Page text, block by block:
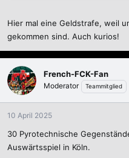
Hier mal eine Geldstrafe, weil
gekommen sind. Auch kurios!
French-FCK-Fan
Moderator Teammitglied
10 April 2025
30 Pyrotechnische
Auswärtsspiel in Köln.